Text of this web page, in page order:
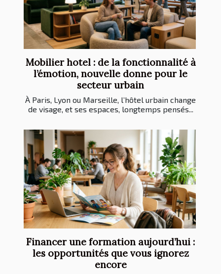
Mobilier hotel : de la fonctionnalité à
l’émotion, nouvelle donne pour le
secteur urbain
À Paris, Lyon ou Marseille, l’hôtel urbain change
de visage, et ses espaces, longtemps pensés...
Financer une formation aujourd’hui :
les opportunités que vous ignorez
encore